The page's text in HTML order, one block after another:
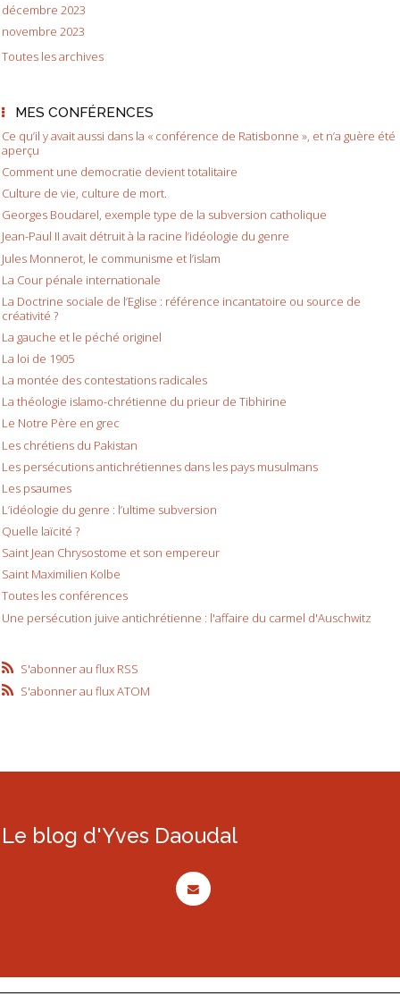
décembre 2023
novembre 2023
Toutes les archives
MES CONFÉRENCES
Ce qu’il y avait aussi dans la « conférence de Ratisbonne », et n’a guère été
aperçu
Comment une democratie devient totalitaire
Culture de vie, culture de mort.
Georges Boudarel, exemple type de la subversion catholique
Jean-Paul II avait détruit à la racine l’idéologie du genre
Jules Monnerot, le communisme et l’islam
La Cour pénale internationale
La Doctrine sociale de l’Eglise : référence incantatoire ou source de
créativité ?
La gauche et le péché originel
La loi de 1905
La montée des contestations radicales
La théologie islamo-chrétienne du prieur de Tibhirine
Le Notre Père en grec
Les chrétiens du Pakistan
Les persécutions antichrétiennes dans les pays musulmans
Les psaumes
L’idéologie du genre : l’ultime subversion
Quelle laïcité ?
Saint Jean Chrysostome et son empereur
Saint Maximilien Kolbe
Toutes les conférences
Une persécution juive antichrétienne : l'affaire du carmel d'Auschwitz
S'abonner au flux RSS
S'abonner au flux ATOM
Le blog d'Yves Daoudal